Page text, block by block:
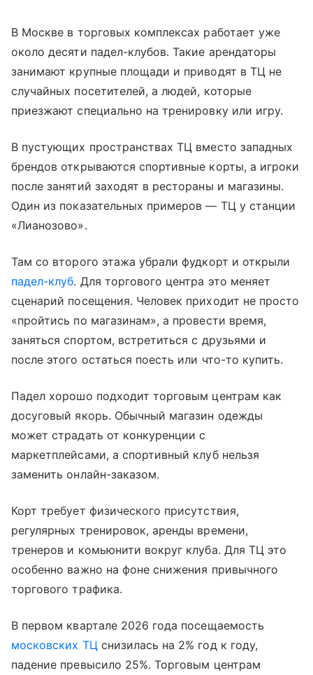
В Москве в торговых комплексах работает уже
около десяти падел-клубов. Такие арендаторы
занимают крупные площади и приводят в ТЦ не
случайных посетителей, а людей, которые
приезжают специально на тренировку или игру.
В пустующих пространствах ТЦ вместо западных
брендов открываются спортивные корты, а игроки
после занятий заходят в рестораны и магазины.
Один из показательных примеров — ТЦ у станции
«Лианозово».
Там со второго этажа убрали фудкорт и открыли
падел-клуб. Для торгового центра это меняет
сценарий посещения. Человек приходит не просто
«пройтись по магазинам», а провести время,
заняться спортом, встретиться с друзьями и
после этого остаться поесть или что-то купить.
Падел хорошо подходит торговым центрам как
досуговый якорь. Обычный магазин одежды
может страдать от конкуренции с
маркетплейсами, а спортивный клуб нельзя
заменить онлайн-заказом.
Корт требует физического присутствия,
регулярных тренировок, аренды времени,
тренеров и комьюнити вокруг клуба. Для ТЦ это
особенно важно на фоне снижения привычного
торгового трафика.
В первом квартале 2026 года посещаемость
московских ТЦ снизилась на 2% год к году,
падение превысило 25%. Торговым центрам